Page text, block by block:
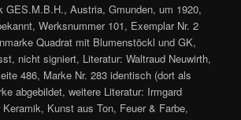
GES.M.B.H., Austria, Gmunden, um 1920,
Werksnummer 101, Exemplar Nr. 2
Quadrat mit Blumenstöckl und GK,
nicht signiert, Literatur: Waltraud Neuwirth,
486, Marke Nr. 283 identisch (dort als
abgebildet, weitere Literatur: Irmgard
Keramik, Kunst aus Ton, Feuer & Farbe,